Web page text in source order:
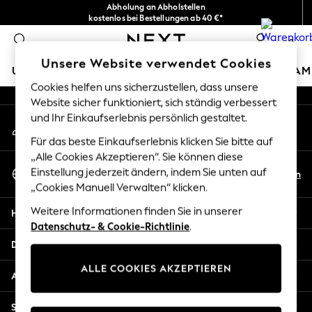
Abholung an Abholstellen
kostenlos bei Bestellungen ab 40 €*
Problemlose Rückgaben*
0
URLAUBS-SHOP MÄDCHEN JUNGEN BABY
HOLIDAY SHOP
Women's Holiday Shop
All Swimwear
All Beachwear
Bags & Accessories
Beach Dresses & Kaftans
Dresses
Flip Flops
Linen Collection
Sandals
Shorts
An error occurred on client
Unsere sozialen Netzwerke
Mein Konto
Melden Sie sich bei Ihrem Konto an
Sprache Auswählen
Deutsch
En
Hilfe
Datenschutz und Rechtliches
Abteilungen
Sonstige Dienstleistungen
Unsere Website verwendet Cookies
Cookies helfen uns sicherzustellen, dass unsere
Website sicher funktioniert, sich ständig verbessert
und Ihr Einkaufserlebnis persönlich gestaltet.
Für das beste Einkaufserlebnis klicken Sie bitte auf
„Alle Cookies Akzeptieren“. Sie können diese
Einstellung jederzeit ändern, indem Sie unten auf
„Cookies Manuell Verwalten“ klicken.
Weitere Informationen finden Sie in unserer
Datenschutz- & Cookie-Richtlinie.
ALLE COOKIES AKZEPTIEREN